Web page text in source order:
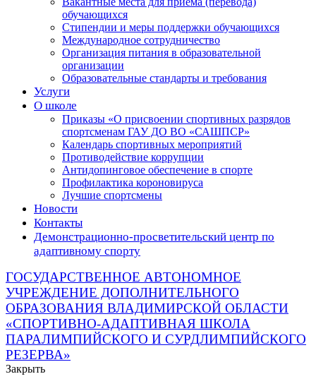
обучающихся
Стипендии и меры поддержки обучающихся
Международное сотрудничество
Организация питания в образовательной
организации
Образовательные стандарты и требования
Услуги
О школе
Приказы «О присвоении спортивных разрядов
спортсменам ГАУ ДО ВО «САШПСР»
Календарь спортивных мероприятий
Противодействие коррупции
Антидопинговое обеспечение в спорте
Профилактика короновируса
Лучшие спортсмены
Новости
Контакты
Демонстрационно-просветительский центр по
адаптивному спорту
ГОСУДАРСТВЕННОЕ АВТОНОМНОЕ
УЧРЕЖДЕНИЕ ДОПОЛНИТЕЛЬНОГО
ОБРАЗОВАНИЯ ВЛАДИМИРСКОЙ ОБЛАСТИ
«СПОРТИВНО-АДАПТИВНАЯ ШКОЛА
ПАРАЛИМПИЙСКОГО И СУРДЛИМПИЙСКОГО
РЕЗЕРВА»
Закрыть